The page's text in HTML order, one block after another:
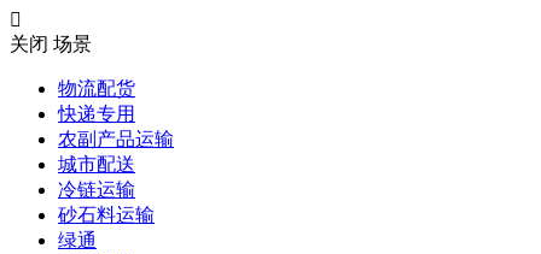

关闭 场景
物流配货
快递专用
农副产品运输
城市配送
冷链运输
砂石料运输
绿通